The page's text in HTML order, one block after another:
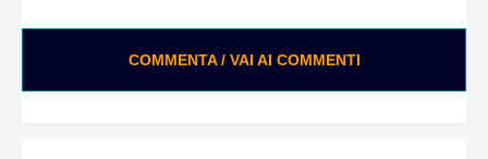
COMMENTA / VAI AI COMMENTI